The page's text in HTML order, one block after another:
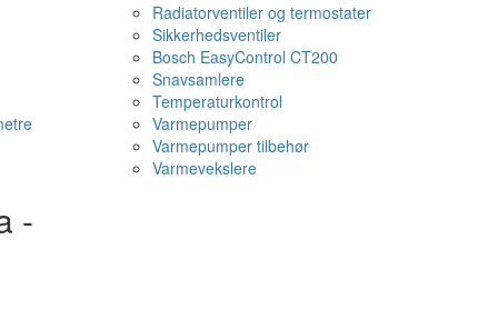
Radiatorventiler og termostater
Sikkerhedsventiler
Bosch EasyControl CT200
Snavsamlere
Temperaturkontrol
Varmepumper
Varmepumper tilbehør
Varmevekslere
-